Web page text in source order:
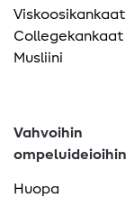
Viskoosikankaat
Collegekankaat
Musliini
Vahvoihin
ompeluideioihin
Huopa